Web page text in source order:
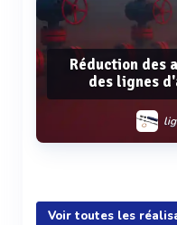
Réduction des
des lignes
Voir toutes les